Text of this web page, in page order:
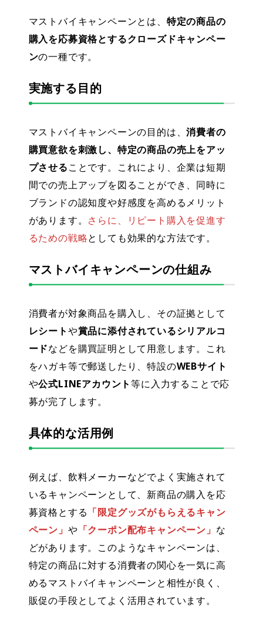
マストバイキャンペーンとは、 特定の商品の
購入を応募資格とするクローズドキャンペー
ンの一種です。
実施する目的
マストバイキャンペーンの目的は、消費者の
購買意欲を刺激し、特定の商品の売上をアッ
プさせることです。これにより、企業は短期
間での売上アップを図ることができ、同時に
ブランドの認知度や好感度を高めるメリット
があります。 さらに、リピート購入を促進す
るための戦略としても効果的な方法です。
マストバイキャンペーンの仕組み
消費者が対象商品を購入し、その証拠として
レシートや賞品に添付されているシリアルコ
ードなどを購買証明として用意します。これ
をハガキ等で郵送したり、特設のWEBサイト
や公式LINEアカウント等に入力することで応
募が完了します。
具体的な活用例
例えば、飲料メーカーなどでよく実施されて
いるキャンペーンとして、 新商品の購入 を応
募資格とする 「限定グッズがもらえるキャン
ペーン」 や 「クーポン配布キャンペーン」 な
どがあります。このようなキャンペーンは、
特定の商品に対する消費者の関心を一気に高
めるマストバイキャンペーンと相性が良く、
販促の手段としてよく活用されています。